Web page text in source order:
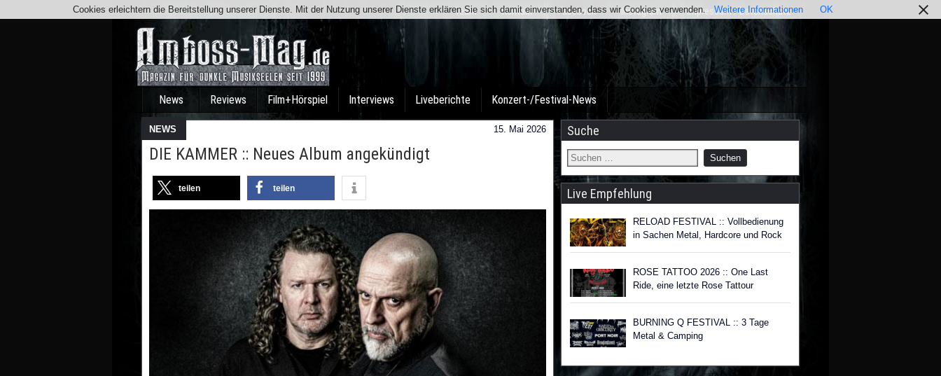
Team Kontakt Facebook Instagram Impressum / Datenschutz
News Reviews Film+Hörspiel Interviews Liveberichte Konzert-/Festival-News
NEWS 15. Mai 2026
DIE KAMMER :: Neues Album angekündigt
teilen teilen
Suche
Live Empfehlung
RELOAD FESTIVAL :: Vollbedienung
in Sachen Metal, Hardcore und Rock
ROSE TATTOO 2026 :: One Last
Ride, eine letzte Rose Tattour
BURNING Q FESTIVAL :: 3 Tage
Metal & Camping
Cookies erleichtern die Bereitstellung unserer Dienste. Mit der Nutzung unserer Dienste erklären Sie sich damit einverstanden, dass wir Cookies verwenden. Weitere Informationen OK